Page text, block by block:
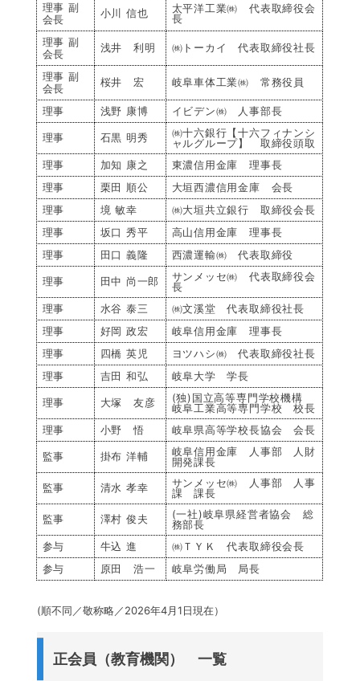
理事 副
会長
小川 信也
太平洋工業㈱ 代表取締役会
長
理事 副
会長
浅井 利明 ㈱トーカイ 代表取締役社長
理事 副
会長
桜井 宏 岐阜車体工業㈱ 常務役員
理事 浅野 康博 イビデン㈱ 人事部長
理事 石黒 明秀
㈱十六銀行【十六フィナンシ
ャルグループ】 取締役頭取
理事
加知 康之
東濃信用金庫 理事長
理事
栗田 順公
大垣西濃信用金庫 会長
理事
境 敏幸
㈱大垣共立銀行 取締役会長
理事
坂口 秀平
高山信用金庫 理事長
理事
田口 義隆 西濃運輸㈱ 代表取締役
理事 田中 尚一郎
サンメッセ㈱ 代表取締役会
長
理事
水谷 泰三
㈱文溪堂 代表取締役社長
理事
好岡 政宏
岐阜信用金庫 理事長
理事
四橋 英児
ヨツハシ㈱ 代表取締役社長
理事
吉田 和弘 岐阜大学 学長
理事 大塚 友彦
(独)国立高等専門学校機構
岐阜工業高等専門学校 校長
理事
小野 悟 岐阜県高等学校長協会 会長
監事 掛布 洋輔
岐阜信用金庫 人事部 人財
開発課長
監事
清水 孝幸
サンメッセ㈱ 人事部 人事
課 課長
監事
澤村 俊夫
(一社)岐阜県経営者協会 総
務部長
参与
牛込 進
㈱ＴＹＫ 代表取締役会長
参与
原田 浩一 岐阜労働局 局長
(順不同／敬称略／2026年4月1日現在）
正会員（教育機関） 一覧